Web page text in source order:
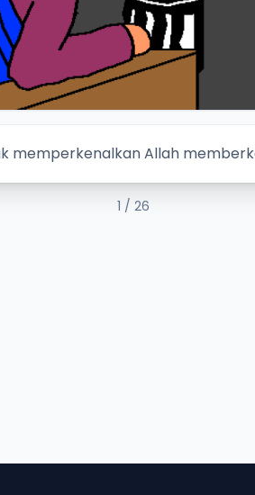
memperkenalkan Allah
1 / 26